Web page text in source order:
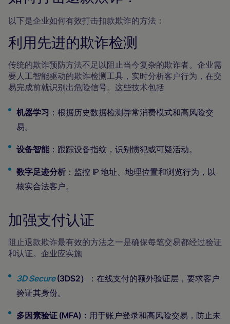
以下是企业如何有效打击扣款欺诈的方法：
利用先进的欺诈检测
传统的欺诈预防方法不足以阻止当今复杂的欺诈者。企业需
要人工智能驱动的欺诈检测工具，实时分析客户行为，在交
易完成前就识别出危险信号。这些技术包括
机器学习 ：根据历史数据检测异常消费模式和高风险交
易。
设备智能：跟踪设备指纹，识别惯犯或可疑活动。
数字足迹分析 ：监控 IP 地址、地理位置和浏览行为，以
核实合法客户。
加强支付认证
阻止退款欺诈最有效的方法之一是确保每笔交易都经过验证
和认证。企业应实施
3D Secure(3DS2）
：在线支付的额外验证层，要求客户
验证其身份。
多因素验证 (MFA)： 用于账户登录和高风险交易，防止未